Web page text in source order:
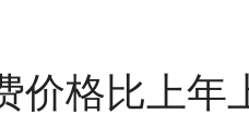
价格比上年